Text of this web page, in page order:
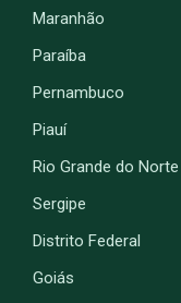
Maranhão
Paraíba
Pernambuco
Piauí
Rio Grande do Norte
Sergipe
Distrito Federal
Goiás